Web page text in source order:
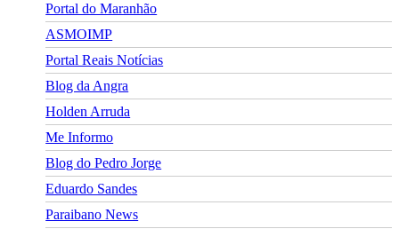
Portal do Maranhão
ASMOIMP
Portal Reais Notí­cias
Blog da Angra
Holden Arruda
Me Informo
Blog do Pedro Jorge
Eduardo Sandes
Paraibano News